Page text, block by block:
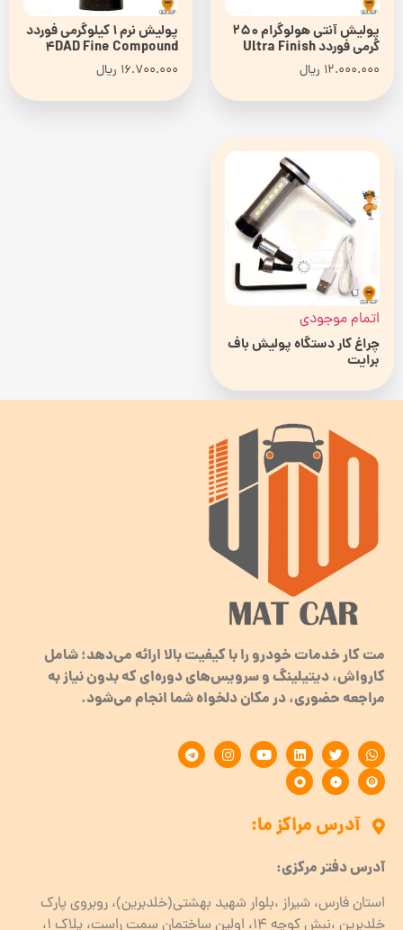
پولیش آنتی هولوگرام 250
گرمی فوردد Ultra Finish
12.000.000 ریال
پولیش نرم 1 کیلوگرمی فوردد
4DAD Fine Compound
16.700.000 ریال
اتمام موجودی
چراغ کار دستگاه پولیش باف
برایت
مت کار خدمات خودرو را با کیفیت بالا ارائه می‌دهد؛ شامل
کارواش، دیتیلینگ و سرویس‌های دوره‌ای که بدون نیاز به
مراجعه حضوری، در مکان دلخواه شما انجام می‌شود.
آدرس مراکز ما:
آدرس دفتر مرکزی:
استان فارس، شیراز ،بلوار شهید بهشتی(خلدبرین)، روبروی پارک
خلدبرین ،نبش کوچه ۱۴، اولین ساختمان سمت راست، پلاک 1،